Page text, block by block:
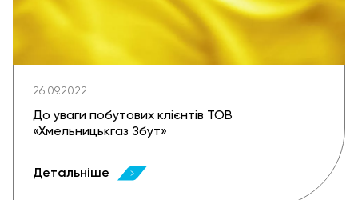
26.09.2022
До уваги побутових клієнтів ТОВ
«Хмельницькгаз Збут»
Детальніше